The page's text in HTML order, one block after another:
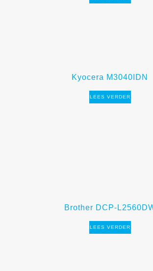
Kyocera M3040IDN
LEES VERDER
Brother DCP-
LEES VERDER